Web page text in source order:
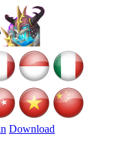
Download